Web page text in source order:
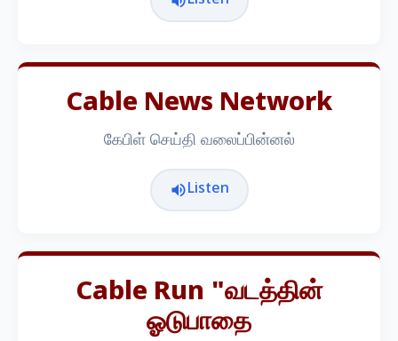
Cable News Network
கேபிள் செய்தி வலைப்பின்னல்
Listen
Cable Run "வடத்தின்
ஓடுபாதை